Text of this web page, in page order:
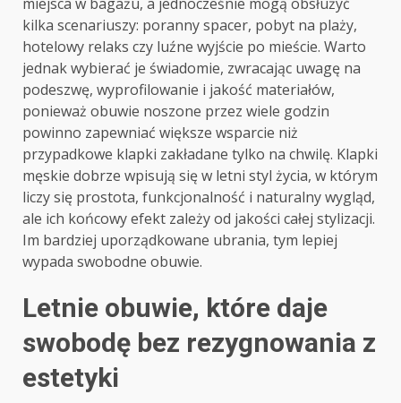
kilka scenariuszy: poranny spacer, pobyt na plaży,
hotelowy relaks czy luźne wyjście po mieście. Warto
jednak wybierać je świadomie, zwracając uwagę na
podeszwę, wyprofilowanie i jakość materiałów,
ponieważ obuwie noszone przez wiele godzin
powinno zapewniać większe wsparcie niż
przypadkowe klapki zakładane tylko na chwilę. Klapki
męskie dobrze wpisują się w letni styl życia, w którym
liczy się prostota, funkcjonalność i naturalny wygląd,
ale ich końcowy efekt zależy od jakości całej stylizacji.
Im bardziej uporządkowane ubrania, tym lepiej
wypada swobodne obuwie.
Letnie obuwie, które daje
swobodę bez rezygnowania z
estetyki